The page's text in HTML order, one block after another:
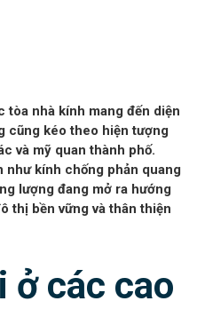
tòa nhà kính mang đến diện
cũng kéo theo hiện tượng
và mỹ quan thành phố.
như kính chống phản quang
lượng đang mở ra hướng
thị bền vững và thân thiện
ở các cao